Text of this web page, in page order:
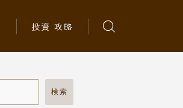
投資 攻略
検索